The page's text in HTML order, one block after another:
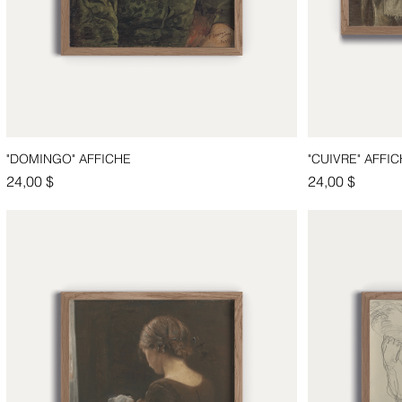
Aperçu rapide
"DOMINGO" AFFICHE
Prix
24,00 $
"CUIVRE"
Prix
24,00 $